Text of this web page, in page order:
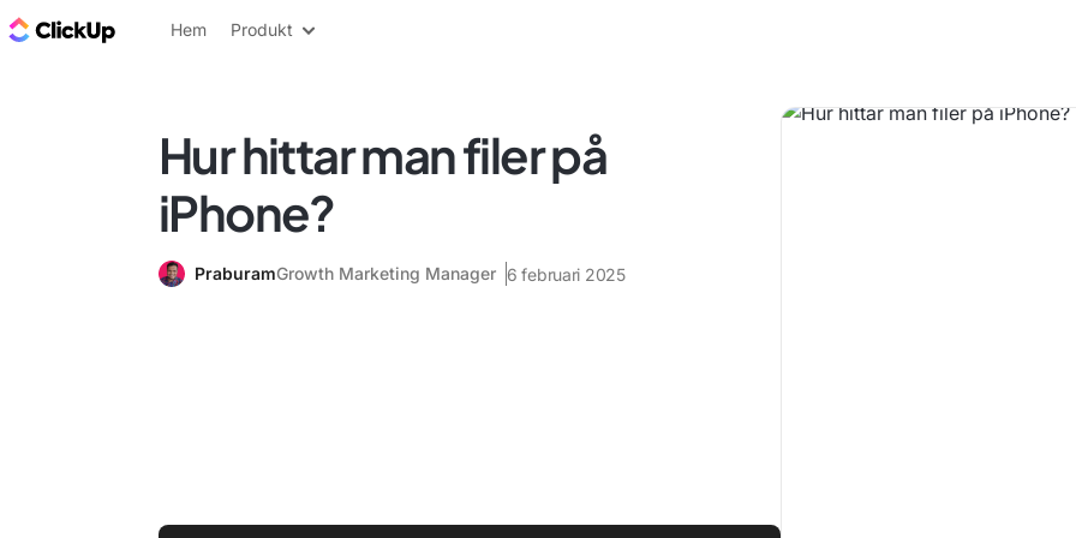
ClickUp-bloggen
Hem Produkt
Hur hittar man filer på
iPhone?
PraburamGrowth Marketing Manager 6 februari 2025